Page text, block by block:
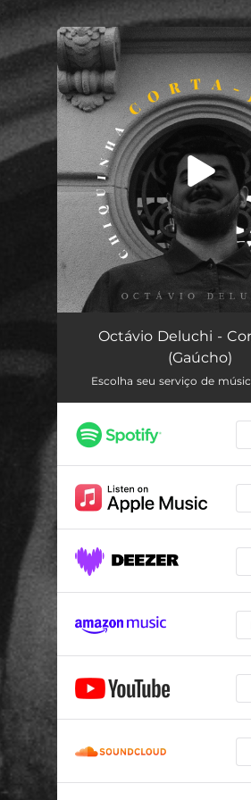
You're all set!
Corta-Jaca (Gaúcho)
Octávio Deluchi -
(Gaúcho)
Escolha seu serviço de